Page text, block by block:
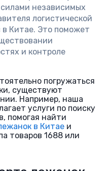
независимых
логистической
Китае. Это поможет
и контроле
погружаться
существуют
Например, наша
услуги по поиску
помогая найти
в Китае и
товаров 1688 или